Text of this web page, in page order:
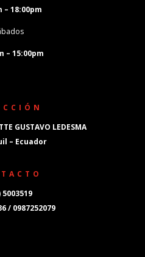
– 18:00pm
– 15:00pm
GUSTAVO LEDESMA
– Ecuador
5003519
/ 0987252079